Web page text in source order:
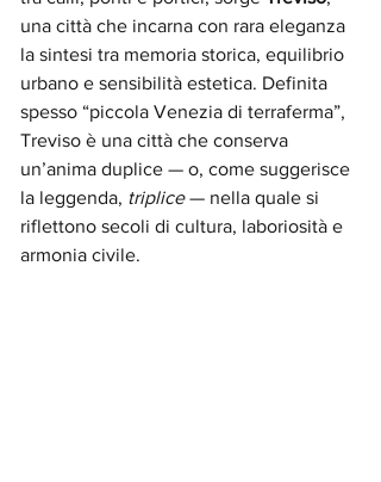
una città che incarna con rara eleganza
la sintesi tra memoria storica, equilibrio
urbano e sensibilità estetica. Definita
spesso “piccola Venezia di terraferma”,
Treviso è una città che conserva
un’anima duplice — o, come suggerisce
la leggenda, triplice — nella quale si
riflettono secoli di cultura, laboriosità e
armonia civile.